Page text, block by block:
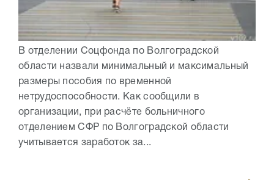
В отделении Соцфонда по Волгоградской
области назвали минимальный и максимальный
размеры пособия по временной
нетрудоспособности. Как сообщили в
организации, при расчёте больничного
отделением СФР по Волгоградской области
учитывается заработок за...